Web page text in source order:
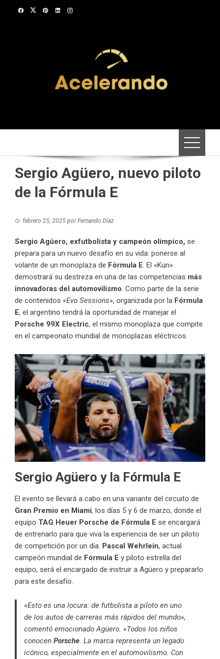
Sergio Agüero, nuevo piloto
de la Fórmula E
febrero 25, 2025 porFernando Díaz
Sergio Agüero, exfutbolista y campeón olímpico, se
prepara para un nuevo desafío en su vida: ponerse al
volante de un monoplaza de Fórmula E. El «Kun»
demostrará su destreza en una de las competencias más
innovadoras del automovilismo. Como parte de la serie
de contenidos «Evo Sessions», organizada por la Fórmula
E, el argentino tendrá la oportunidad de manejar el
Porsche 99X Electric, el mismo monoplaza que compite
en el campeonato mundial de monoplazas eléctricos.
Sergio Agüero y la Fórmula E
El evento se llevará a cabo en una variante del circuito de
Gran Premio en Miami, los días 5 y 6 de marzo, donde el
equipo TAG Heuer Porsche de Fórmula E se encargará
de entrenarlo para que viva la experiencia de ser un piloto
de competición por un día. Pascal Wehrlein, actual
campeón mundial de Fórmula E y piloto estrella del
equipo, será el encargado de instruir a Agüero y prepararlo
para este desafío.
«Esto es una locura: de futbolista a piloto en uno
de los autos de carreras más rápidos del mundo»,
comentó emocionado Agüero. «Todos los niños
conocen Porsche. La marca representa un legado
icónico, especialmente en el automovilismo. Con